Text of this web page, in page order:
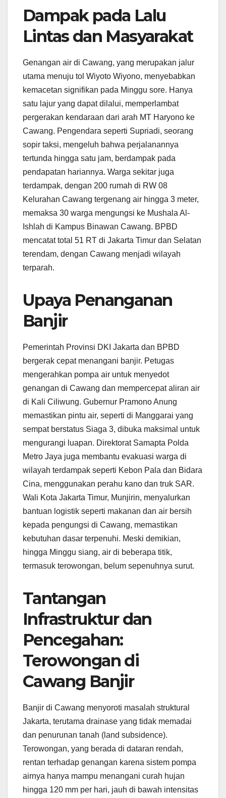
Dampak pada Lalu
Lintas dan Masyarakat
Genangan air di Cawang, yang merupakan jalur
utama menuju tol Wiyoto Wiyono, menyebabkan
kemacetan signifikan pada Minggu sore. Hanya
satu lajur yang dapat dilalui, memperlambat
pergerakan kendaraan dari arah MT Haryono ke
Cawang. Pengendara seperti Supriadi, seorang
sopir taksi, mengeluh bahwa perjalanannya
tertunda hingga satu jam, berdampak pada
pendapatan hariannya. Warga sekitar juga
terdampak, dengan 200 rumah di RW 08
Kelurahan Cawang tergenang air hingga 3 meter,
memaksa 30 warga mengungsi ke Mushala Al-
Ishlah di Kampus Binawan Cawang. BPBD
mencatat total 51 RT di Jakarta Timur dan Selatan
terendam, dengan Cawang menjadi wilayah
terparah.
Upaya Penanganan
Banjir
Pemerintah Provinsi DKI Jakarta dan BPBD
bergerak cepat menangani banjir. Petugas
mengerahkan pompa air untuk menyedot
genangan di Cawang dan mempercepat aliran air
di Kali Ciliwung. Gubernur Pramono Anung
memastikan pintu air, seperti di Manggarai yang
sempat berstatus Siaga 3, dibuka maksimal untuk
mengurangi luapan. Direktorat Samapta Polda
Metro Jaya juga membantu evakuasi warga di
wilayah terdampak seperti Kebon Pala dan Bidara
Cina, menggunakan perahu kano dan truk SAR.
Wali Kota Jakarta Timur, Munjirin, menyalurkan
bantuan logistik seperti makanan dan air bersih
kepada pengungsi di Cawang, memastikan
kebutuhan dasar terpenuhi. Meski demikian,
hingga Minggu siang, air di beberapa titik,
termasuk terowongan, belum sepenuhnya surut.
Tantangan
Infrastruktur dan
Pencegahan:
Terowongan di
Cawang Banjir
Banjir di Cawang menyoroti masalah struktural
Jakarta, terutama drainase yang tidak memadai
dan penurunan tanah (land subsidence).
Terowongan, yang berada di dataran rendah,
rentan terhadap genangan karena sistem pompa
airnya hanya mampu menangani curah hujan
hingga 120 mm per hari, jauh di bawah intensitas